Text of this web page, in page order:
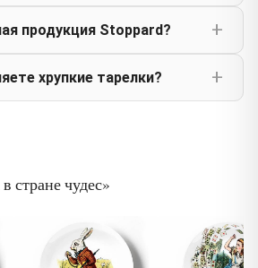
продукция Stoppard?
хрупкие тарелки?
стране чудес»